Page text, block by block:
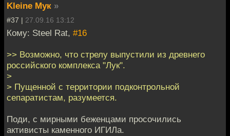
Kleine Мук »
#37 | 27.09.16 13:12
Кому: Steel Rat, #16
>> Возможно, что стрелу выпустили из древнего
российского комплекса "Лук".
>
> Пущенной с территории подконтрольной
сепаратистам, разумеется.
Поди, с мирными беженцами просочились
активисты каменного ИГИЛа.